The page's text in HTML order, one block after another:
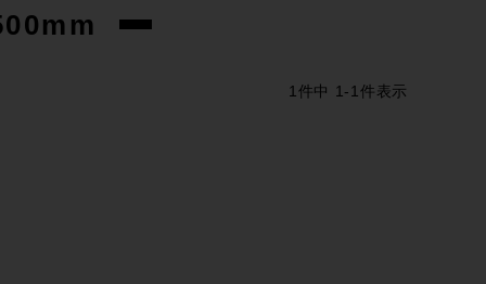
1 件中 1 -1 件表示